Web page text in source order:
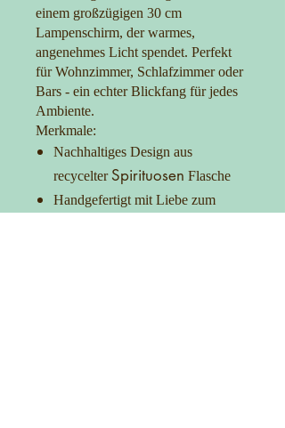
einem großzügigen 30 cm
Lampenschirm, der warmes,
angenehmes Licht spendet. Perfekt
für Wohnzimmer, Schlafzimmer oder
Bars - ein echter Blickfang für jedes
Ambiente.
Merkmale:
Nachhaltiges Design aus
recycelter Spirituosen Flasche
Handgefertigt mit Liebe zum